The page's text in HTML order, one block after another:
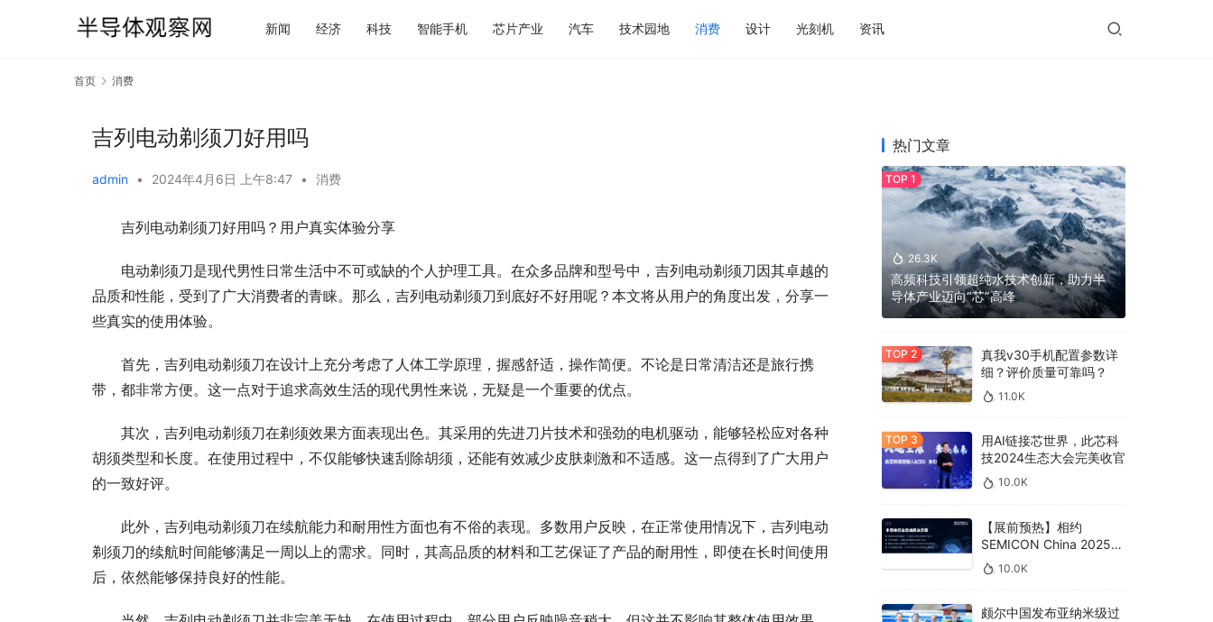
新闻 经济 科技 智能手机 芯片产业 汽车 技术园地 消费 设计 光刻机 资讯
首页 消费
吉列电动剃须刀好用吗
admin • 2024年4月6日 上午8:47 • 消费
吉列电动剃须刀好用吗？用户真实体验分享
电动剃须刀是现代男性日常生活中不可或缺的个人护理工具。在众多品牌和型号中，吉列电动剃须刀因其卓越的
品质和性能，受到了广大消费者的青睐。那么，吉列电动剃须刀到底好不好用呢？本文将从用户的角度出发，分享一
些真实的使用体验。
首先，吉列电动剃须刀在设计上充分考虑了人体工学原理，握感舒适，操作简便。不论是日常清洁还是旅行携
带，都非常方便。这一点对于追求高效生活的现代男性来说，无疑是一个重要的优点。
其次，吉列电动剃须刀在剃须效果方面表现出色。其采用的先进刀片技术和强劲的电机驱动，能够轻松应对各种
胡须类型和长度。在使用过程中，不仅能够快速刮除胡须，还能有效减少皮肤刺激和不适感。这一点得到了广大用户
的一致好评。
此外，吉列电动剃须刀在续航能力和耐用性方面也有不俗的表现。多数用户反映，在正常使用情况下，吉列电动
剃须刀的续航时间能够满足一周以上的需求。同时，其高品质的材料和工艺保证了产品的耐用性，即使在长时间使用
后，依然能够保持良好的性能。
热门文章
26.3K
高频科技引领超纯水技术创新，助力半
导体产业迈向“芯”高峰
真我v30手机配置参数详
细？评价质量可靠吗？
11.0K
用AI链接芯世界，此芯科
技2024生态大会完美收官
10.0K
【展前预热】相约
SEMICON China 2025，
德克威尔总线解决方案革
新助力半导体设备高效升
10.0K
颇尔中国发布亚纳米级过